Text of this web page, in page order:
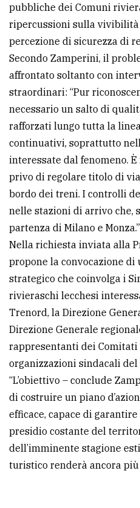
pubbliche dei Comuni
ripercussioni sulla
percezione di sicurezza di
Secondo Zamperini, il
affrontato soltanto con
straordinari: “Pur
necessario un salto di
rafforzati lungo tutta la
continuativi, soprattutto
interessate dal fenomeno.
privo di regolare titolo di
bordo dei treni. I controlli
nelle stazioni di arrivo che,
partenza di Milano e Monza.”
Nella richiesta inviata alla
propone la convocazione
strategico che coinvolga i
rivieraschi lecchesi
Trenord, la Direzione
Direzione Generale
rappresentanti dei
organizzazioni sindacali
“L’obiettivo – conclude
di costruire un piano
efficace, capace di
presidio costante del
dell’imminente stagione
turistico renderà ancora più